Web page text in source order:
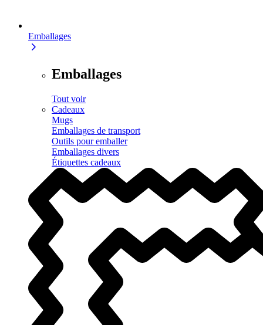
Emballages
Emballages
Tout voir
Cadeaux
Mugs
Emballages de transport
Outils pour emballer
Emballages divers
Étiquettes cadeaux